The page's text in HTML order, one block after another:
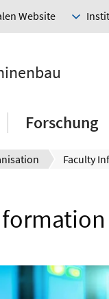
Website
Forschung
Faculty